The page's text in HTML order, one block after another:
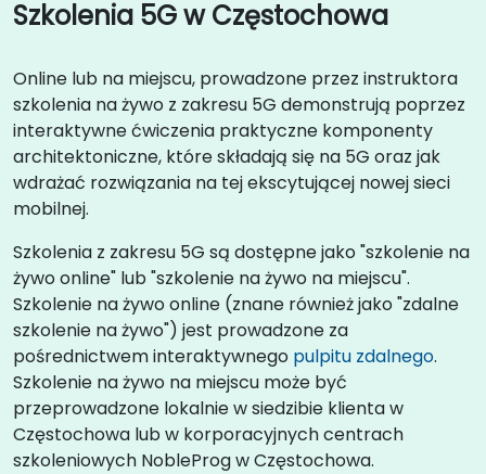
Szkolenia 5G w Częstochowa
Online lub na miejscu, prowadzone przez instruktora
szkolenia na żywo z zakresu 5G demonstrują poprzez
interaktywne ćwiczenia praktyczne komponenty
architektoniczne, które składają się na 5G oraz jak
wdrażać rozwiązania na tej ekscytującej nowej sieci
mobilnej.
Szkolenia z zakresu 5G są dostępne jako "szkolenie na
żywo online" lub "szkolenie na żywo na miejscu".
Szkolenie na żywo online (znane również jako "zdalne
szkolenie na żywo") jest prowadzone za
pośrednictwem interaktywnego pulpitu zdalnego.
Szkolenie na żywo na miejscu może być
przeprowadzone lokalnie w siedzibie klienta w
Częstochowa lub w korporacyjnych centrach
szkoleniowych NobleProg w Częstochowa.